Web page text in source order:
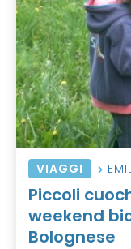
VIAGGI
Piccoli
weekend
Bolognese